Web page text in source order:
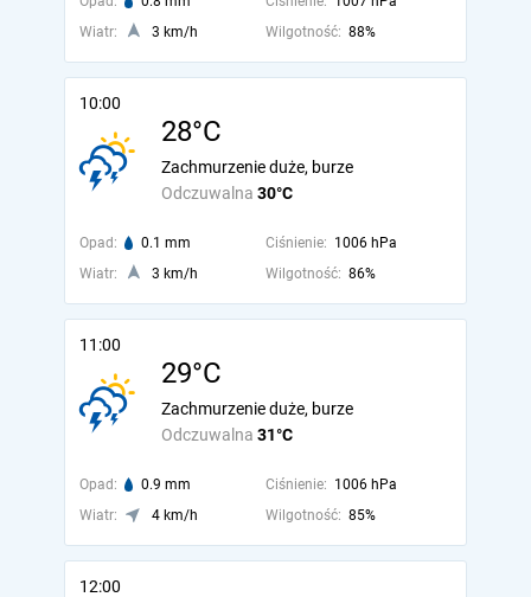
Wiatr:
3 km/h Wilgotność: 88%
10:00
28°C
Odczuwalna 30°C
Zachmurzenie duże, burze
Opad: 0.1 mm Ciśnienie: 1006 hPa
Wiatr:
3 km/h Wilgotność: 86%
11:00
29°C
Odczuwalna 31°C
Zachmurzenie duże, burze
Opad: 0.9 mm Ciśnienie: 1006 hPa
Wiatr:
4 km/h Wilgotność: 85%
12:00